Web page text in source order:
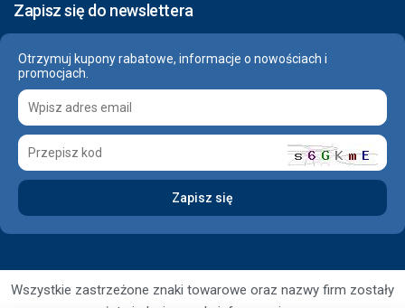
Zapisz się do newslettera
Otrzymuj kupony rabatowe, informacje o nowościach i
promocjach.
Wszystkie zastrzeżone znaki towarowe oraz nazwy firm zostały